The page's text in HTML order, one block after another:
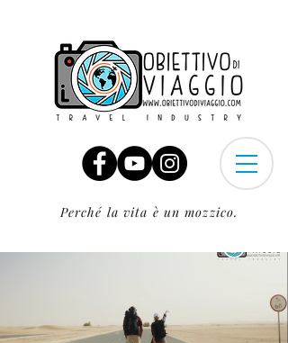
Perché la vita è un mozzico.